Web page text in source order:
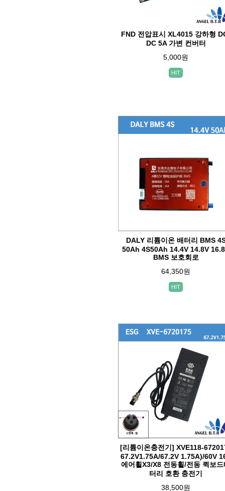
FND 전압표시 XL4015 강하형
DC 5A 가변 컨버터
5,000원
HIT
DALY 리튬이온 배터리 BMS
50Ah 4S50Ah 14.4V 14.8V
BMS 보호회로
64,350원
HIT
[리튬이온충전기] XVE118-
67.2V1.75A/67.2V 1.75A)/60V
에어휠X3/X8 전동휠/전동 퀵보드
터리 호환 충전기
38,500원